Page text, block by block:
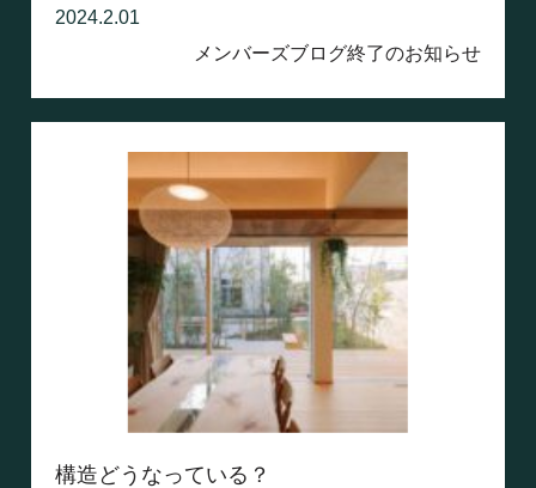
2024.2.01
メンバーズブログ終了のお知らせ
構造どうなっている？